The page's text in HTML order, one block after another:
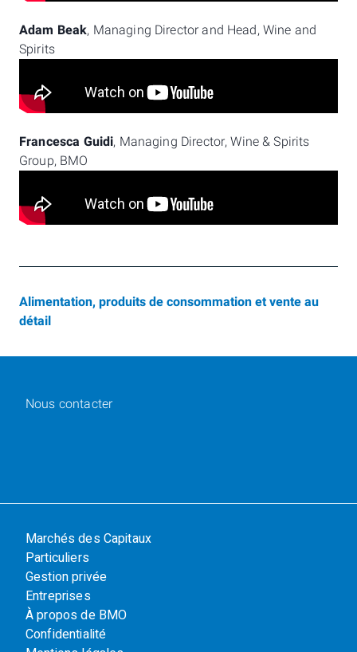
Adam Beak, Managing Director and Head, Wine and
Spirits
Francesca Guidi, Managing Director, Wine & Spirits
Group, BMO
Alimentation, produits de consommation et vente au
détail
Nous contacter
Marchés des Capitaux
Particuliers
Gestion privée
Entreprises
À propos de BMO
Confidentialité